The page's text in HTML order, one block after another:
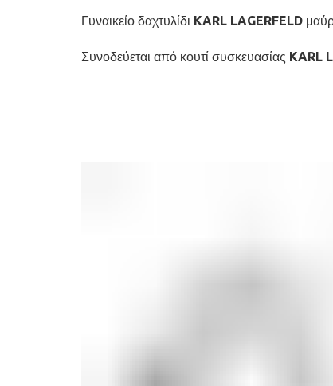
Γυναικείο δαχτυλίδι KARL LAGERFELD
Συνοδεύεται από κουτί συσκευασίας